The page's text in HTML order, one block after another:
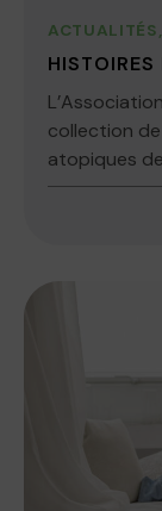
ACTUALITÉS,
collection
atopiques